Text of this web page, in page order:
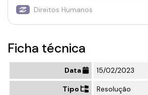
Direitos Humanos
Ficha técnica
Data 15/02/2023
Tipo Resolução